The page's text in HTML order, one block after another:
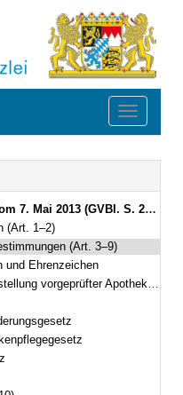
Toggle
S. 246) BayRS 2015-1-V (Art. 1–10)
(Art. 1–2)
(Art. 3–9)
und Ehrenzeichen
vorgeprüfter Apothekeranwärter